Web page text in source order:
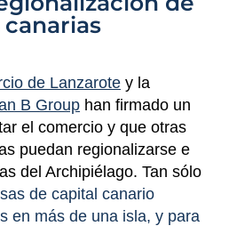
de Lanzarote y la
B Group han firmado un
el comercio y que otras
puedan regionalizarse e
del Archipiélago. Tan sólo
de capital canario
en más de una isla, y para